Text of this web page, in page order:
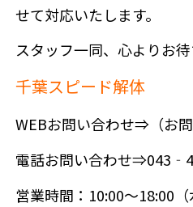
せて対応いたします。
スタッフ一同、心よりお待
千葉スピード解体
WEBお問い合わせ⇒（お問
電話お問い合わせ
営業時間：10:00～18:00（